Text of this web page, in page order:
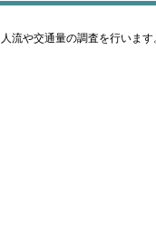
流や交通量の調査を行います